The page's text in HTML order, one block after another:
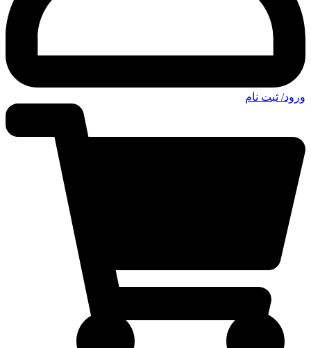
ورود/ ثبت نام